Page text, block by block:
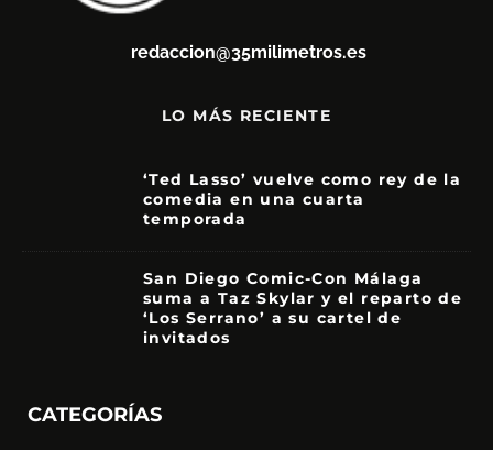
redaccion@35milimetros.es
LO MÁS RECIENTE
‘Ted Lasso’ vuelve como rey de la
comedia en una cuarta
temporada
San Diego Comic-Con Málaga
suma a Taz Skylar y el reparto de
‘Los Serrano’ a su cartel de
invitados
CATEGORÍAS